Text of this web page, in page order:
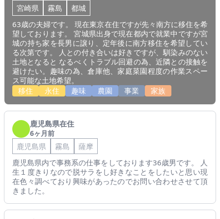
宮崎県 霧島
都城
63歳の夫婦です。 現在東京在住ですが先々南方に移住を希
望しております。 宮城県出身で現在都内で就業中ですが宮
城の持ち家を長男に譲り、定年後に南方移住を希望してい
る次第です。 人との付き合いは好きですが、馴染みのない
土地となると なるべくトラブル回避の為、近隣との接触を
避けたい。趣味の為、倉庫他、家庭菜園程度の作業スペー
ス可能な土地希望。
移住
永住 趣味 農園 事業 家族
鹿児島県在住
6ヶ月前
鹿児島県 霧島
薩摩
鹿児島県内で事務系の仕事をしております36歳男です。 人
生１度きりなので脱サラをし好きなことをしたいと思い現
在色々調べており興味があったのでお問い合わせさせて頂
きました。